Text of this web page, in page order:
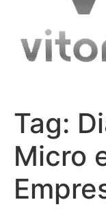
Tag:
Micro